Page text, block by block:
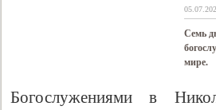
Семь
мире.
Богослужениями в